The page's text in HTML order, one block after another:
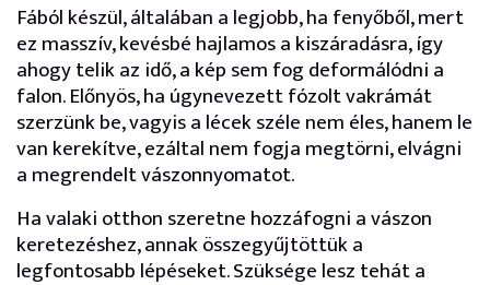
Fából készül, általában a legjobb, ha fenyőből, mert
ez masszív, kevésbé hajlamos a kiszáradásra, így
ahogy telik az idő, a kép sem fog deformálódni a
falon. Előnyös, ha úgynevezett fózolt vakrámát
szerzünk be, vagyis a lécek széle nem éles, hanem le
van kerekítve, ezáltal nem fogja megtörni, elvágni
a megrendelt vászonnyomatot.
Ha valaki otthon szeretne hozzáfogni a vászon
keretezéshez, annak összegyűjtöttük a
legfontosabb lépéseket. Szüksége lesz tehát a